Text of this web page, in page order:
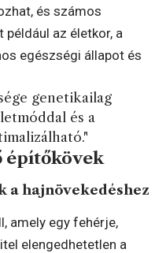
és számos
az életkor, a
egészségi állapot és
genetikailag
és a
építőkövek
a hajnövekedéshez
amely egy fehérje,
elengedhetetlen a